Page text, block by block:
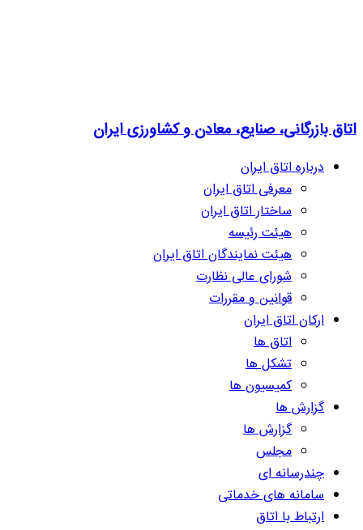
اتاق بازرگانی، صنایع، معادن و کشاورزی ایران
درباره اتاق ایران
معرفی اتاق ایران
ساختار اتاق ایران
هیئت رئیسه
هیئت نمایندگان اتاق ایران
شورای عالی نظارت
قوانین و مقررات
ارکان اتاق ایران
اتاق ها
تشکل ها
کمیسیون ها
گزارش ها
گزارش ها
مجلس
چندرسانه ای
سامانه های خدماتی
ارتباط با اتاق